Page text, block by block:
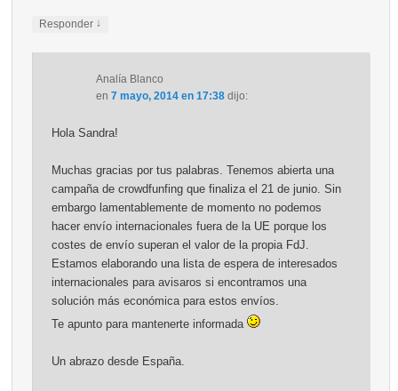
Responder ↓
Analía Blanco
en 7 mayo, 2014 en 17:38 dijo:
Hola Sandra!
Muchas gracias por tus palabras. Tenemos abierta una
campaña de crowdfunfing que finaliza el 21 de junio. Sin
embargo lamentablemente de momento no podemos
hacer envío internacionales fuera de la UE porque los
costes de envío superan el valor de la propia FdJ.
Estamos elaborando una lista de espera de interesados
internacionales para avisaros si encontramos una
solución más económica para estos envíos.
Te apunto para mantenerte informada
Un abrazo desde España.